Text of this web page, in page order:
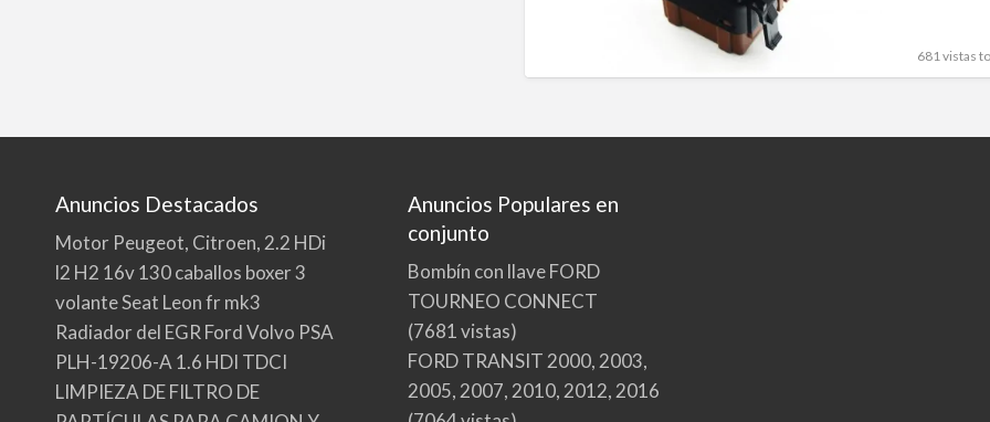
MASTER,
VIVARO,
TRAFIC
681 vistas
Anuncios Destacados
Motor Peugeot, Citroen, 2.2 HDi
l2 H2 16v 130 caballos boxer 3
volante Seat Leon fr mk3
Radiador del EGR Ford Volvo PSA
PLH-19206-A 1.6 HDI TDCI
LIMPIEZA DE FILTRO DE
Anuncios Populares en
conjunto
Bombín con llave FORD
TOURNEO CONNECT
(7681 vistas)
FORD TRANSIT 2000, 2003,
2005, 2007, 2010, 2012, 2016